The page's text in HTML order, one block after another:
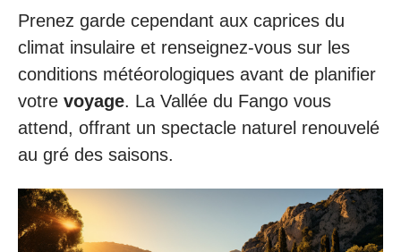
Prenez garde cependant aux caprices du
climat insulaire et renseignez-vous sur les
conditions météorologiques avant de planifier
votre voyage. La Vallée du Fango vous
attend, offrant un spectacle naturel renouvelé
au gré des saisons.